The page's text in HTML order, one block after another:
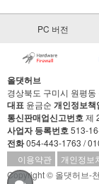
PC 버전
올댓허브
경상북도 구미시 원평
대표 윤금순 개인정보책
통신판매업신고번호제
사업자 등록번호513-
전화054-443-1763 /
이용약관
개인정보
Copyright © 올댓허브-